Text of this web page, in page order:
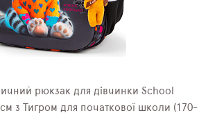
рюкзак для дівчинки School
з Тигром для початкової школи (170-